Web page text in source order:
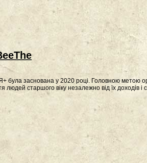
була заснована у 2020 році. Головною метою
людей старшого віку незалежно від їх доходів і